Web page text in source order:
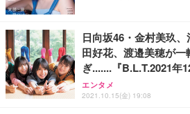
日向坂46・金村美玖
田好花、渡邉美穂が
ぎ.......『B.L.T.2021年
エンタメ
2021.10.15(金) 19:08